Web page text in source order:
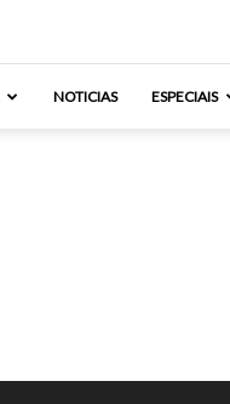
NOTICIAS ESPECIAIS